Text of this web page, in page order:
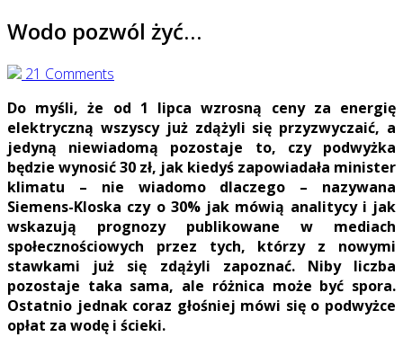
Wodo pozwól żyć…
21 Comments
Do myśli, że od 1 lipca wzrosną ceny za energię
elektryczną wszyscy już zdążyli się przyzwyczaić, a
jedyną niewiadomą pozostaje to, czy podwyżka
będzie wynosić 30 zł, jak kiedyś zapowiadała minister
klimatu – nie wiadomo dlaczego – nazywana
Siemens-Kloska czy o 30% jak mówią analitycy i jak
wskazują prognozy publikowane w mediach
społecznościowych przez tych, którzy z nowymi
stawkami już się zdążyli zapoznać. Niby liczba
pozostaje taka sama, ale różnica może być spora.
Ostatnio jednak coraz głośniej mówi się o podwyżce
opłat za wodę i ścieki.